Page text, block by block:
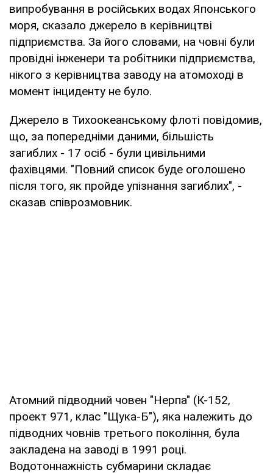
випробування в російських водах Японського
моря, сказало джерело в керівництві
підприємства. За його словами, на човні були
провідні інженери та робітники підприємства,
нікого з керівництва заводу на атомоході в
момент інциденту не було.
Джерело в Тихоокеанському флоті повідомив,
що, за попередніми даними, більшість
загиблих - 17 осіб - були цивільними
фахівцями. "Повний список буде оголошено
після того, як пройде упізнання загиблих", -
сказав співрозмовник.
Атомний підводний човен "Нерпа" (К-152,
проект 971, клас "Щука-Б"), яка належить до
підводних човнів третього покоління, була
закладена на заводі в 1991 році.
Водотоннажність субмарини складає